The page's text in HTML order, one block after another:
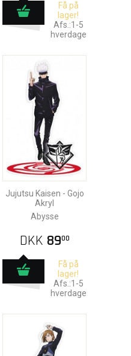
Få på
lager!
Afs.:1-5
hverdage
Jujutsu Kaisen - Gojo
Akryl
Abysse
DKK 8900
Få på
lager!
Afs.:1-5
hverdage